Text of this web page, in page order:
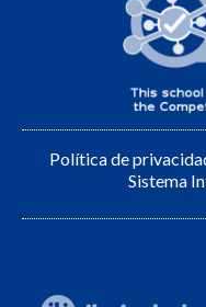
Política de
Sistema